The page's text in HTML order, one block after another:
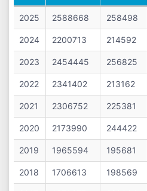
#
Cifra
Afaceri
Profit
Net
2025 2588668 258498
2024 2200713 214592
2023 2454445 256825
2022 2341402 213162
2021 2306752 225381
2020 2173990 244422
2019 1965594 195681
2018 1706613 198569